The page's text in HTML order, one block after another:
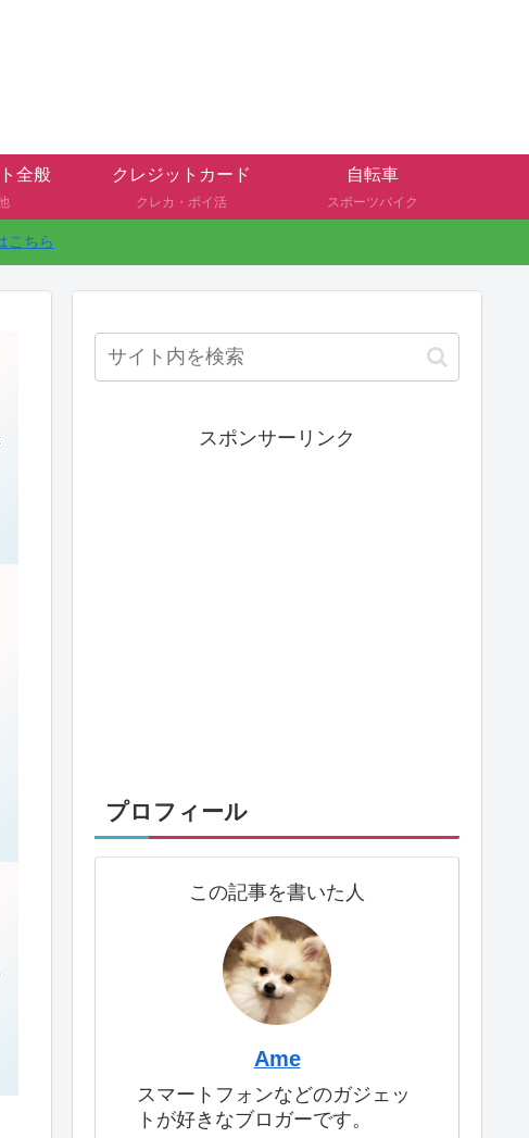
全般
クレジットカード
クレカ・ポイ活
自転車
スポーツバイク
こちら
スポンサーリンク
プロフィール
この記事を書いた人
Ame
スマートフォンなどのガジェッ
トが好きなブロガーです。